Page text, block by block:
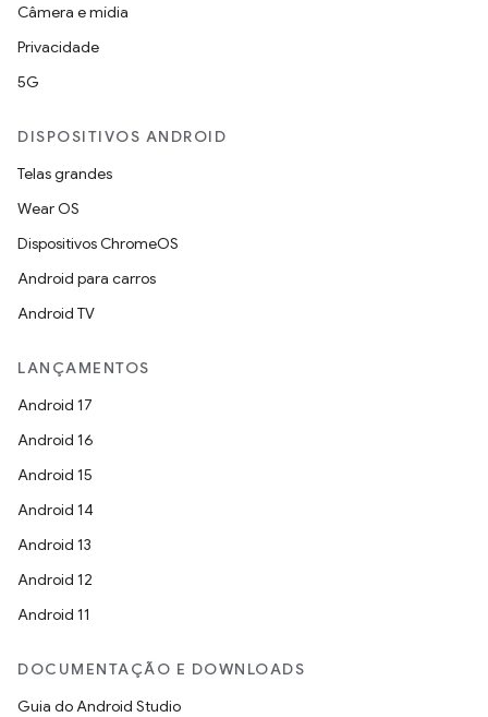
Câmera e mídia
Privacidade
5G
DISPOSITIVOS ANDROID
Telas grandes
Wear OS
Dispositivos ChromeOS
Android para carros
Android TV
LANÇAMENTOS
Android 17
Android 16
Android 15
Android 14
Android 13
Android 12
Android 11
DOCUMENTAÇÃO E DOWNLOADS
Guia do Android Studio